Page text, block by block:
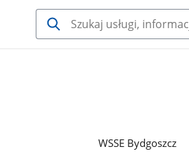
WSSE Bydgoszcz